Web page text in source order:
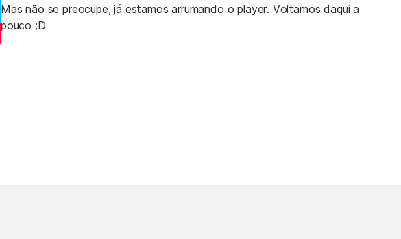
Mas não se preocupe, já estamos arrumando o player. Voltamos daqui a
pouco ;D